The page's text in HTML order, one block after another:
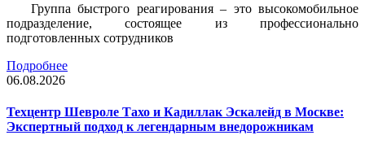
Группа быстрого реагирования – это высокомобильное
подразделение, состоящее из профессионально
подготовленных сотрудников
Подробнее
06.08.2026
Техцентр Шевроле Тахо и Кадиллак Эскалейд в Москве:
Экспертный подход к легендарным внедорожникам